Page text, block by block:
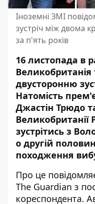
Іноземні ЗМІ
зустріч між двома
за п'ять років
16 листопада в
двусторонню
Натомість
Джастін Трюдо
Великобританії
зустрітись з
о другій
походження
Про це
The Guardian з
кореспондента.